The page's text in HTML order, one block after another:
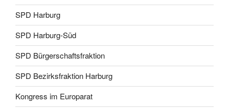
SPD Harburg
SPD Harburg-Süd
SPD Bürgerschaftsfraktion
SPD Bezirksfraktion Harburg
Kongress im Europarat